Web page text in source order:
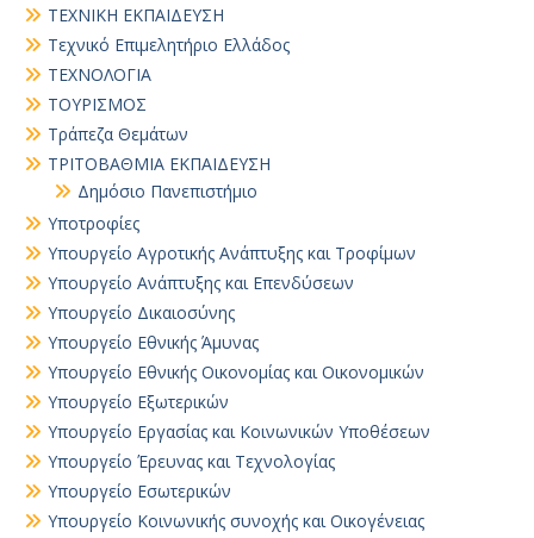
ΤΕΧΝΙΚΗ ΕΚΠΑΙΔΕΥΣΗ
Τεχνικό Επιμελητήριο Ελλάδος
ΤΕΧΝΟΛΟΓΙΑ
ΤΟΥΡΙΣΜΟΣ
Τράπεζα Θεμάτων
ΤΡΙΤΟΒΑΘΜΙΑ ΕΚΠΑΙΔΕΥΣΗ
Δημόσιο Πανεπιστήμιο
Υποτροφίες
Υπουργείο Αγροτικής Ανάπτυξης και Τροφίμων
Υπουργείο Ανάπτυξης και Επενδύσεων
Υπουργείο Δικαιοσύνης
Υπουργείο Εθνικής Άμυνας
Υπουργείο Εθνικής Οικονομίας και Οικονομικών
Υπουργείο Εξωτερικών
Υπουργείο Εργασίας και Κοινωνικών Υποθέσεων
Υπουργείο Έρευνας και Τεχνολογίας
Υπουργείο Εσωτερικών
Υπουργείο Κοινωνικής συνοχής και Οικογένειας